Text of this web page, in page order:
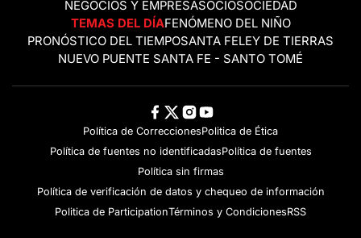
NEGOCIOS Y EMPRESASOCIOSOCIEDAD
TEMAS DEL DÍAFENÓMENO DEL NIÑO
PRONÓSTICO DEL TIEMPOSANTA FELEY DE TIERRAS
NUEVO PUENTE SANTA FE - SANTO TOMÉ
Política de CorreccionesPolitica de Ética
Política de fuentes no identificadasPolítica de fuentes
Política sin firmas
Política de verificación de datos y chequeo de información
Politica de ParticipationTérminos y CondicionesRSS